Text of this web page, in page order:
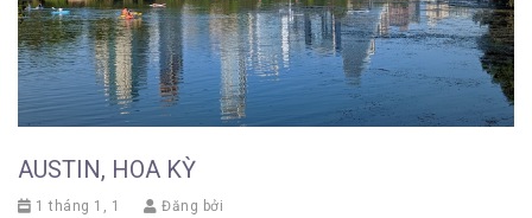
AUSTIN, HOA KỲ
1 tháng 1, 1
Đăng bởi